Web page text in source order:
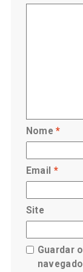
Nome*
Email *
Site
Guardar